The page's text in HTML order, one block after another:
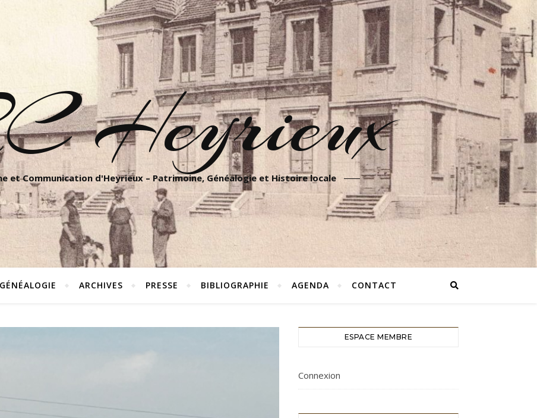
Heyrieux
et Communication d'Heyrieux – Patrimoine, Généalogie et Histoire locale
GÉNÉALOGIE ARCHIVES PRESSE BIBLIOGRAPHIE AGENDA CONTACT
ESPACE MEMBRE
Connexion